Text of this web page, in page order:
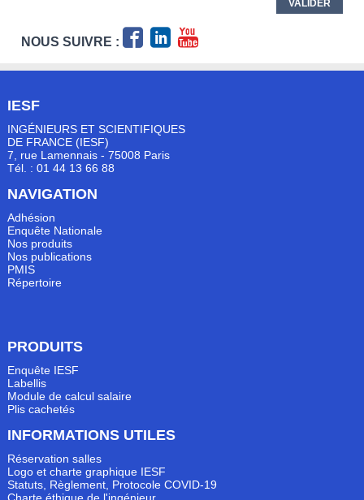
NOUS SUIVRE :
IESF
INGÉNIEURS ET SCIENTIFIQUES
DE FRANCE (IESF)
7, rue Lamennais - 75008 Paris
Tél. : 01 44 13 66 88
NAVIGATION
Adhésion
Enquête Nationale
Nos produits
Nos publications
PMIS
Répertoire
PRODUITS
Enquête IESF
Labellis
Module de calcul salaire
Plis cachetés
INFORMATIONS UTILES
Réservation salles
Logo et charte graphique IESF
Statuts, Règlement, Protocole COVID-19